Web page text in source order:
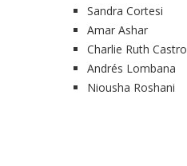
Sandra Cortesi
Amar Ashar
Charlie Ruth Castro
Andrés Lombana
Niousha Roshani